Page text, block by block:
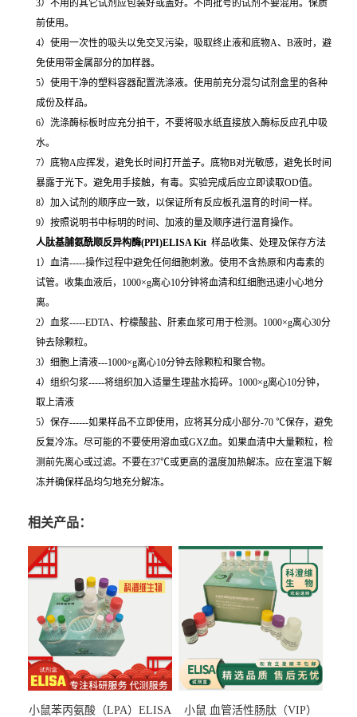
3）不用的其它试剂应包装好或盖好。不同批号的试剂不要混用。保质
前使用。
4）使用一次性的吸头以免交叉污染，吸取终止液和底物A、B液时，避
免使用带金属部分的加样器。
5）使用干净的塑料容器配置洗涤液。使用前充分混匀试剂盒里的各种
成份及样品。
6）洗涤酶标板时应充分拍干，不要将吸水纸直接放入酶标反应孔中吸
水。
7）底物A应挥发，避免长时间打开盖子。底物B对光敏感，避免长时间
暴露于光下。避免用手接触，有毒。实验完成后应立即读取OD值。
8）加入试剂的顺序应一致，以保证所有反应板孔温育的时间一样。
9）按照说明书中标明的时间、加液的量及顺序进行温育操作。
人肽基脯氨酰顺反异构酶(PPI)ELISA Kit 样品收集、处理及保存方法
1）血清-----操作过程中避免任何细胞刺激。使用不含热原和内毒素的
试管。收集血液后，1000×g离心10分钟将血清和红细胞迅速小心地分
离。
2）血浆-----EDTA、柠檬酸盐、肝素血浆可用于检测。1000×g离心30分
钟去除颗粒。
3）细胞上清液---1000×g离心10分钟去除颗粒和聚合物。
4）组织匀浆-----将组织加入适量生理盐水捣碎。1000×g离心10分钟，
取上清液
5）保存------如果样品不立即使用，应将其分成小部分-70 ℃保存，避免
反复冷冻。尽可能的不要使用溶血或GXZ血。如果血清中大量颗粒，检
测前先离心或过滤。不要在37℃或更高的温度加热解冻。应在室温下解
冻并确保样品均匀地充分解冻。
相关产品：
小鼠苯丙氨酸（LPA）ELISA
小鼠 血管活性肠肽（VIP）